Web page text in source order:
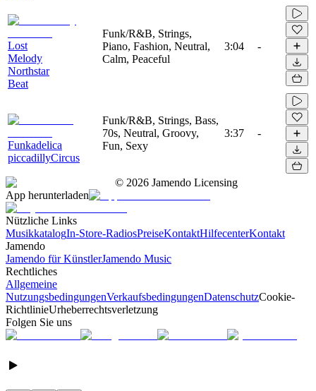
Lost
Melody
Northstar
Beat
Funk/R&B, Strings,
Piano, Fashion, Neutral,
Calm, Peaceful
3:04 -
Funkadelica
piccadillyCircus
Funk/R&B, Strings, Bass,
70s, Neutral, Groovy,
Fun, Sexy
3:37 -
© 2026 Jamendo Licensing
App herunterladen
Nützliche Links
MusikkatalogIn-Store-RadiosPreiseKontaktHilfecenterKontakt
Jamendo
Jamendo für KünstlerJamendo Music
Rechtliches
Allgemeine
NutzungsbedingungenVerkaufsbedingungenDatenschutzCookie-
RichtlinieUrheberrechtsverletzung
Folgen Sie uns